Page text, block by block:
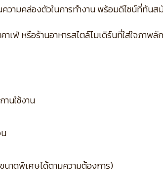
วามคล่องตัวในการทำงาน พร้อมดีไซน์ที่ทันส
าเฟ่ หรือร้านอาหารสไตล์โมเดิร์นที่ใส่ใจภาพ
นใช้งาน
นาดพิเศษได้ตามความต้องการ)